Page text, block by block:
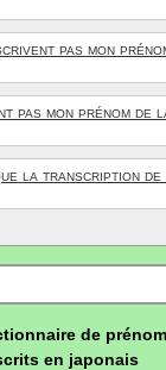
pas mon
mon prénom de
la transcription de
de
en japonais